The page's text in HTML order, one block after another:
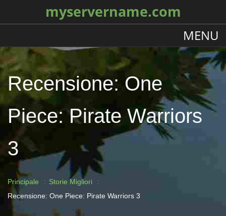
myservername.com
MENU
Recensione: One
Piece: Pirate Warriors
3
Principale
Storie Migliori
Recensione: One Piece: Pirate Warriors 3